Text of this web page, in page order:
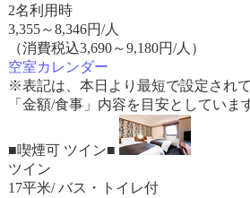
2名利用時
3,355～8,346円/人
（消費税込3,690～9,180円/人）
空室カレンダー
※表記は、本日より最短で設定され
「金額/食事」内容を目安としていま
■喫煙可 ツイン■
ツイン
17平米/ バス・トイレ付